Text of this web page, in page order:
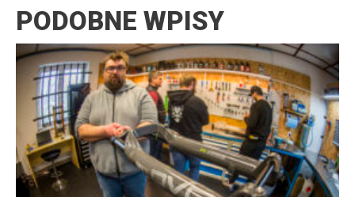
PODOBNE WPISY